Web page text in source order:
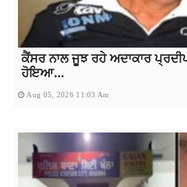
ਕੈਂਸਰ ਨਾਲ ਜੂਝ ਰਹੇ ਅਦਾਕਾਰ
ਹੋਇਆ...
Aug 05, 2026 11:03 Am